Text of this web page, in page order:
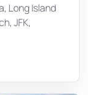
Long Island
JFK,